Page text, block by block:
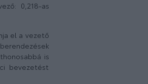
0,218-as
el a vezető
is
bevezetést